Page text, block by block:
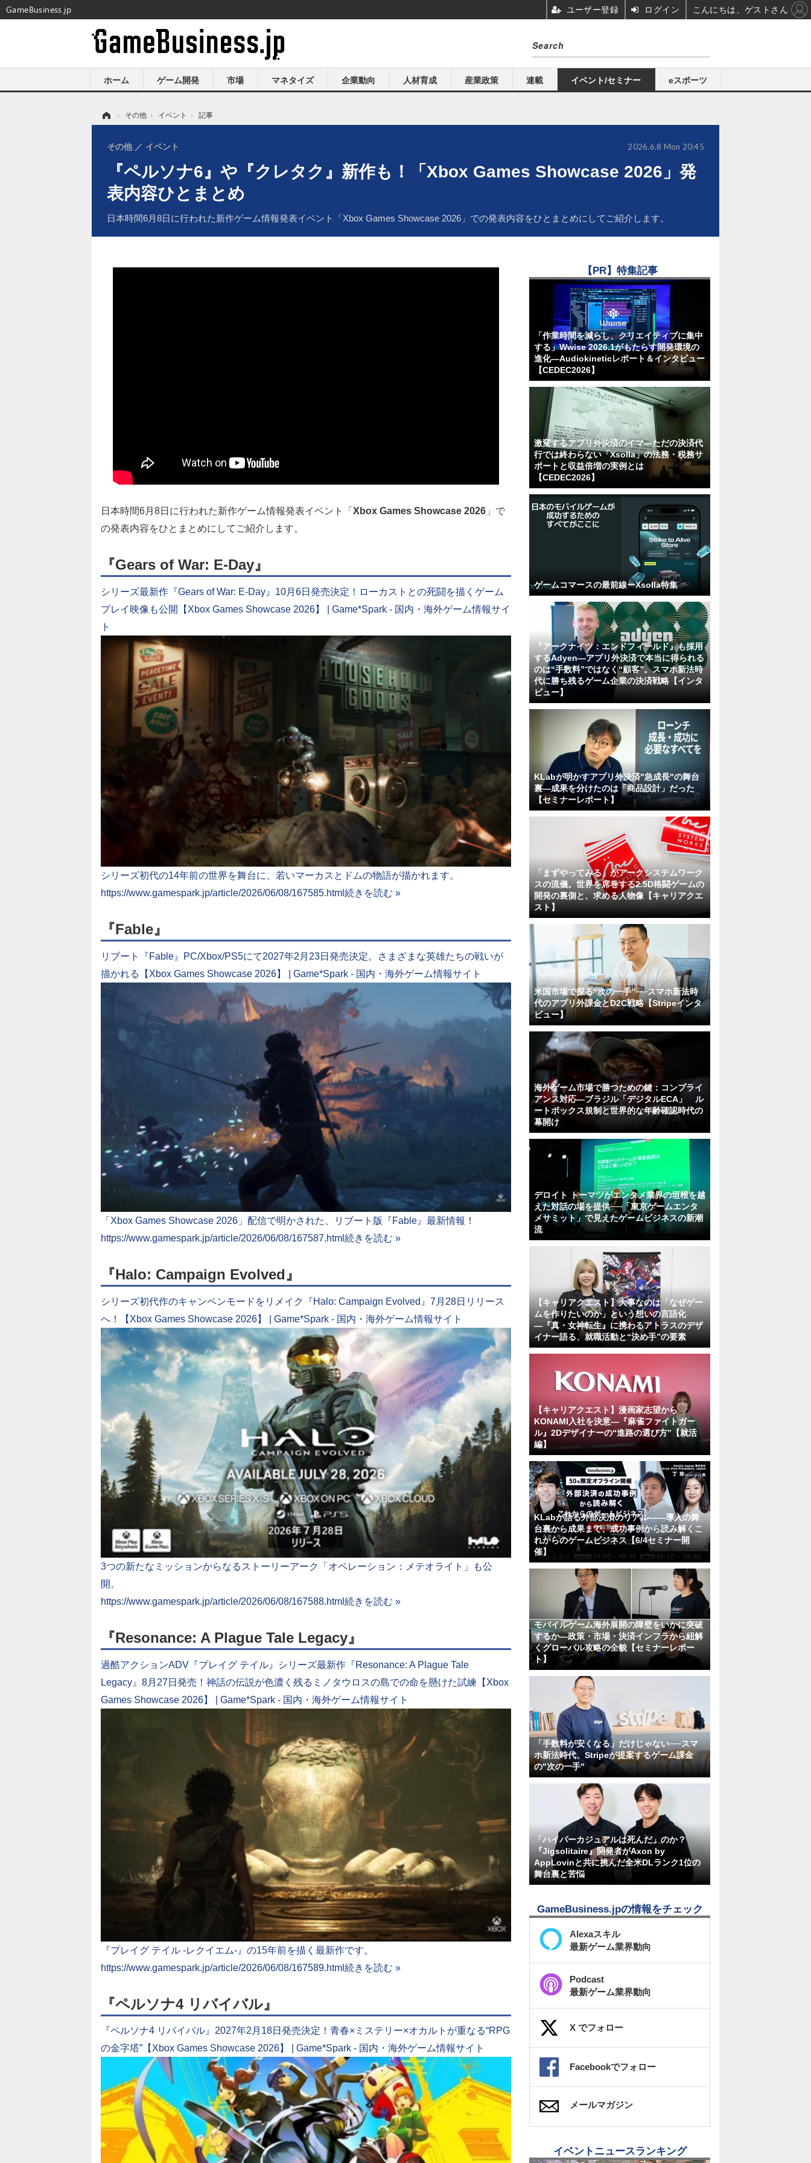
ホーム ゲーム開発 市場 マネタイズ 企業動向 人材育成 産業政策 連載 イベント/セミナー eスポーツ
› その他 › イベント › 記事
『ペルソナ6』や『クレタク』新作も！「Xbox Games Showcase 2026」発
表内容ひとまとめ
日本時間6月8日に行われた新作ゲーム情報発表イベント「Xbox Games Showcase 2026」での発表内容をひとまとめにしてご紹介します。
その他 イベント 2026.6.8 Mon 20:45
日本時間6月8日に行われた新作ゲーム情報発表イベント「Xbox Games Showcase 2026 」で
の発表内容をひとまとめにしてご紹介します。
『Gears of War: E-Day』
シリーズ最新作『Gears of War: E-Day』10月6日発売決定！ローカストとの死闘を描くゲーム
プレイ映像も公開【Xbox Games Showcase 2026】 | Game*Spark - 国内・海外ゲーム情報サイ
ト
シリーズ初代の14年前の世界を舞台に、若いマーカスとドムの物語が描かれます。
https://www.gamespark.jp/article/2026/06/08/167585.html続きを読む »
『Fable』
リブート『Fable』PC/Xbox/PS5にて2027年2月23日発売決定。さまざまな英雄たちの戦いが
描かれる【Xbox Games Showcase 2026】 | Game*Spark - 国内・海外ゲーム情報サイト
「Xbox Games Showcase 2026」配信で明かされた、リブート版『Fable』最新情報！
https://www.gamespark.jp/article/2026/06/08/167587.html続きを読む »
『Halo: Campaign Evolved』
シリーズ初代作のキャンペンモードをリメイク『Halo: Campaign Evolved』7月28日リリース
へ！【Xbox Games Showcase 2026】 | Game*Spark - 国内・海外ゲーム情報サイト
3つの新たなミッションからなるストーリーアーク「オペレーション：メテオライト」も公
開。
https://www.gamespark.jp/article/2026/06/08/167588.html続きを読む »
『Resonance: A Plague Tale Legacy』
過酷アクションADV『プレイグ テイル』シリーズ最新作『Resonance: A Plague Tale
Legacy』8月27日発売！神話の伝説が色濃く残るミノタウロスの島での命を懸けた試練【Xbox
Games Showcase 2026】 | Game*Spark - 国内・海外ゲーム情報サイト
『プレイグ テイル -レクイエム-』の15年前を描く最新作です。
https://www.gamespark.jp/article/2026/06/08/167589.html続きを読む »
『ペルソナ4 リバイバル』
『ペルソナ4 リバイバル』2027年2月18日発売決定！青春×ミステリー×オカルトが重なる“RPG
の金字塔”【Xbox Games Showcase 2026】 | Game*Spark - 国内・海外ゲーム情報サイト
【PR】特集記事
「作業時間を減らし、クリエイティブに集中
する」Wwise 2026.1がもたらす開発環境の
進化―Audiokineticレポート＆インタビュー
【CEDEC2026】
激変するアプリ外決済のイマ―ただの決済代
行では終わらない「Xsolla」の法務・税務サ
ポートと収益倍増の実例とは
【CEDEC2026】
ゲームコマースの最前線ーXsolla特集
『アークナイツ：エンドフィールド』も採用
するAdyen―アプリ外決済で本当に得られる
のは“手数料”ではなく“顧客”。スマホ新法時
代に勝ち残るゲーム企業の決済戦略【インタ
ビュー】
KLabが明かすアプリ外決済"急成長"の舞台
裏―成果を分けたのは「商品設計」だった
【セミナーレポート】
「まずやってみる」がアークシステムワーク
スの流儀。世界を席巻する2.5D格闘ゲームの
開発の裏側と、求める人物像【キャリアクエ
スト】
米国市場で探る“次の一手”──スマホ新法時
代のアプリ外課金とD2C戦略【Stripeインタ
ビュー】
海外ゲーム市場で勝つための鍵：コンプライ
アンス対応—ブラジル「デジタルECA」 ル
ートボックス規制と世界的な年齢確認時代の
幕開け
デロイト トーマツがエンタメ業界の垣根を越
えた対話の場を提供──「東京ゲームエンタ
メサミット」で見えたゲームビジネスの新潮
流
【キャリアクエスト】大事なのは「なぜゲー
ムを作りたいのか」という想いの言語化
―『真・女神転生』に携わるアトラスのデザ
イナー語る、就職活動と“決め手”の要素
【キャリアクエスト】漫画家志望から
KONAMI入社を決意―『麻雀ファイトガー
ル』2Dデザイナーの“進路の選び方”【就活
編】
KLabが語る外部決済のリアル――導入の舞
台裏から成果まで、成功事例から読み解くこ
れからのゲームビジネス【6/4セミナー開
催】
モバイルゲーム海外展開の障壁をいかに突破
するか―政策・市場・決済インフラから紐解
くグローバル攻略の全貌【セミナーレポー
ト】
「手数料が安くなる」だけじゃない──スマ
ホ新法時代、Stripeが提案するゲーム課金
の"次の一手"
「ハイパーカジュアルは死んだ」のか？
『Jigsolitaire』開発者がAxon by
AppLovinと共に挑んだ全米DLランク1位の
舞台裏と苦悩
GameBusiness.jpの情報をチェック
Alexaスキル
最新ゲーム業界動向
Podcast
最新ゲーム業界動向
X でフォロー
Facebookでフォロー
メールマガジン
イベントニュースランキング
GameBusiness.jp ユーザー登録 ログイン こんにちは、ゲストさん